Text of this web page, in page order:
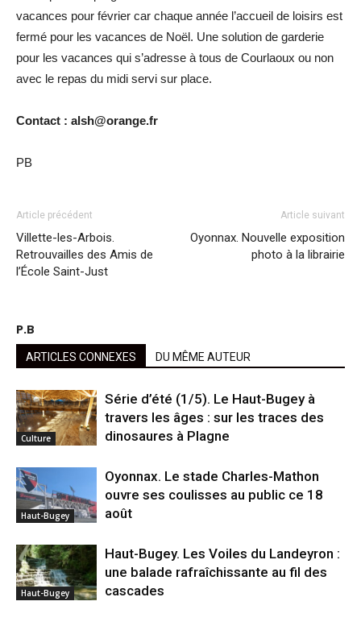
vacances pour février car chaque année l’accueil de loisirs est
fermé pour les vacances de Noël. Une solution de garderie
pour les vacances qui s’adresse à tous de Courlaoux ou non
avec le repas du midi servi sur place.
Contact : alsh@orange.fr
PB
Article précédent
Villette-les-Arbois.
Retrouvailles des Amis de
l’École Saint-Just
Article suivant
Oyonnax. Nouvelle exposition
photo à la librairie
P.B
ARTICLES CONNEXES DU MÊME AUTEUR
Culture
Série d’été (1/5). Le Haut-Bugey à
travers les âges : sur les traces des
dinosaures à Plagne
Haut-Bugey
Oyonnax. Le stade Charles-Mathon
ouvre ses coulisses au public ce 18
août
Haut-Bugey
Haut-Bugey. Les Voiles du Landeyron :
une balade rafraîchissante au fil des
cascades